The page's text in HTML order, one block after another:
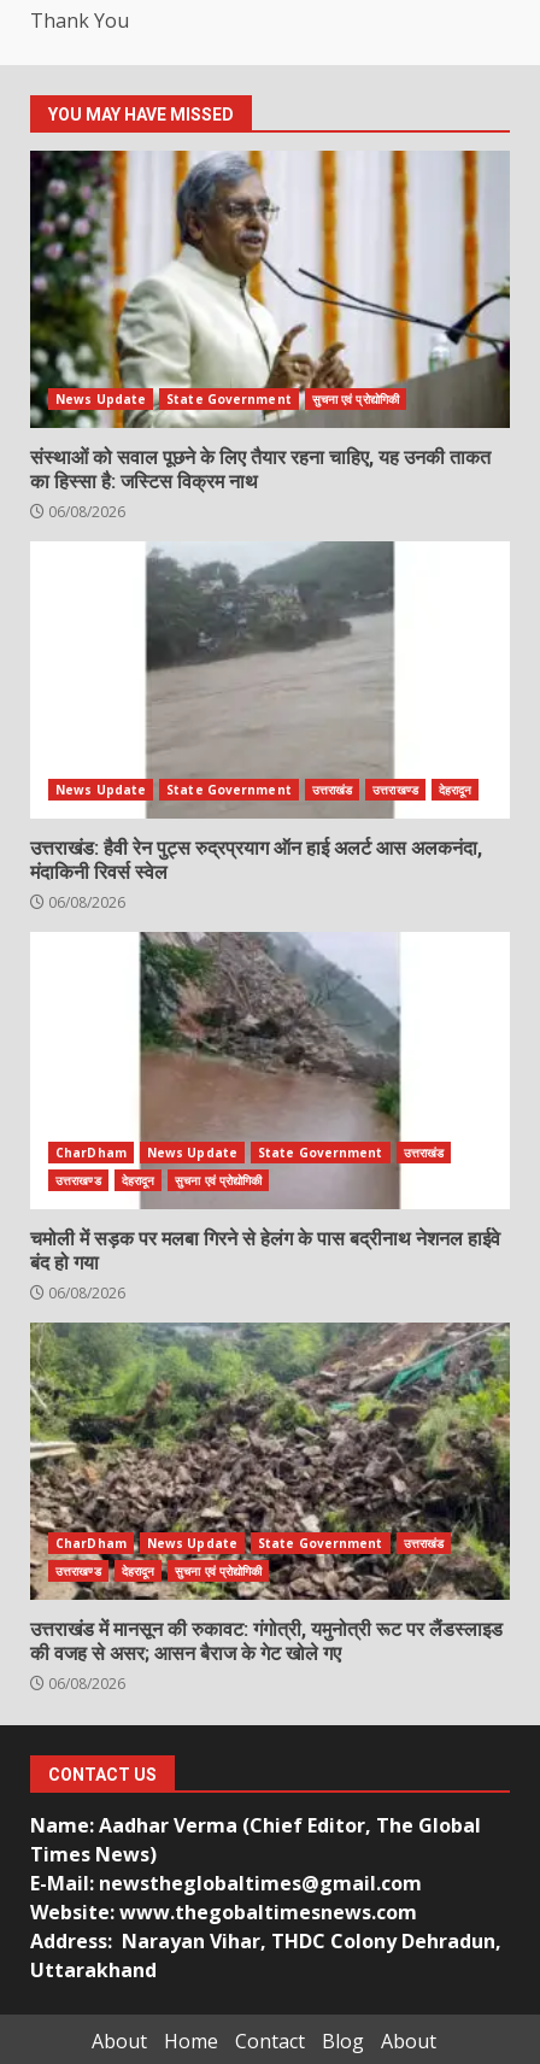
Thank You
YOU MAY HAVE MISSED
News Update State Government सुचना एवं प्रोद्योगिकी
संस्थाओं को सवाल पूछने के लिए तैयार रहना चाहिए, यह उनकी ताकत
का हिस्सा है: जस्टिस विक्रम नाथ
06/08/2026
News Update State Government उत्तराखंड उत्तराखण्ड देहरादून
उत्तराखंड: हैवी रेन पुट्स रुद्रप्रयाग ऑन हाई अलर्ट आस अलकनंदा,
मंदाकिनी रिवर्स स्वेल
06/08/2026
CharDham News Update State Government
उत्तराखंड
उत्तराखण्ड
देहरादून सुचना एवं प्रोद्योगिकी
चमोली में सड़क पर मलबा गिरने से हेलंग के पास बद्रीनाथ नेशनल हाईवे
बंद हो गया
06/08/2026
CharDham News Update State Government
उत्तराखंड
उत्तराखण्ड
देहरादून सुचना एवं प्रोद्योगिकी
उत्तराखंड में मानसून की रुकावट: गंगोत्री, यमुनोत्री रूट पर लैंडस्लाइड
की वजह से असर; आसन बैराज के गेट खोले गए
06/08/2026
CONTACT US
Name: Aadhar Verma (Chief Editor, The Global
Times News)
E-Mail: newstheglobaltimes@gmail.com
Website: www.thegobaltimesnews.com
Address: Narayan Vihar, THDC Colony Dehradun,
Uttarakhand
About Home Contact Blog About